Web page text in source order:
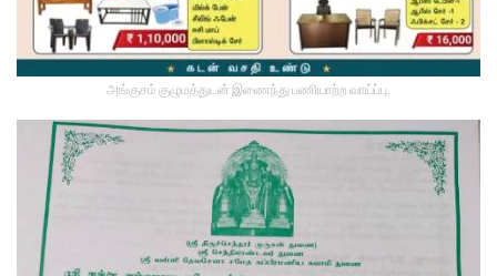
அங்குசம் குழுமத்துடன் இணைந்து பணியாற்ற வாய்ப்பு.